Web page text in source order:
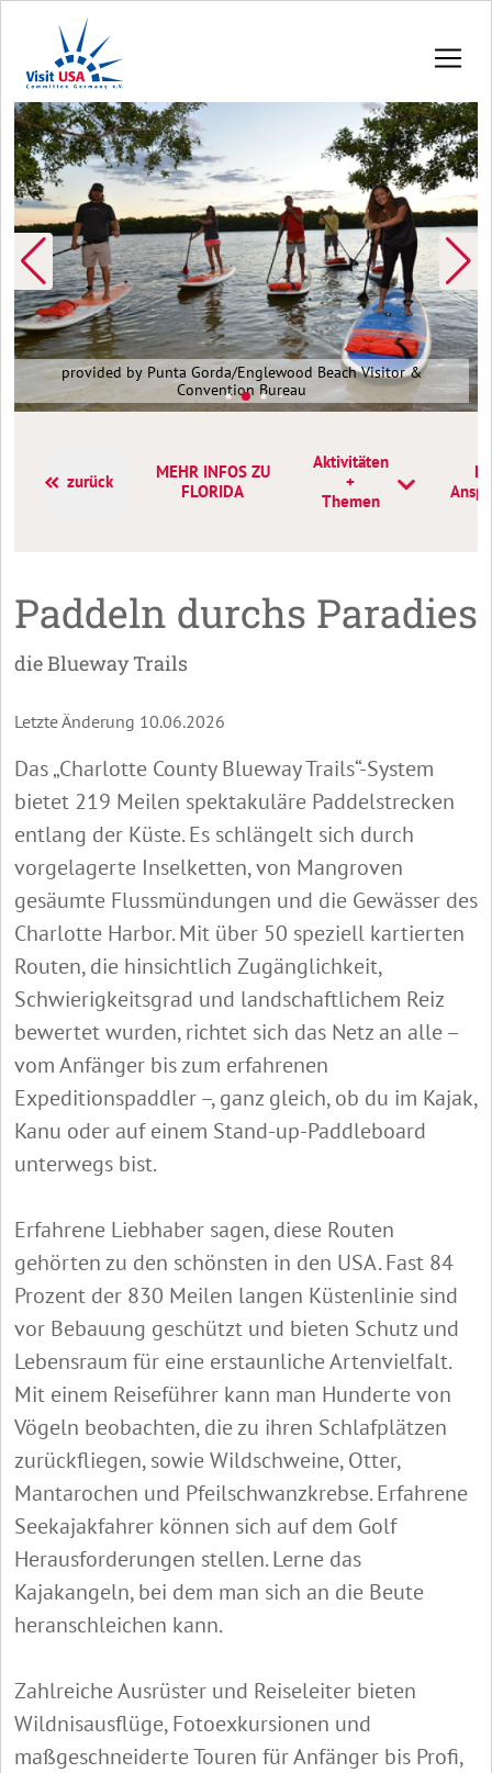
provided by Punta Gorda/Englewood Beach Visitor &
Convention Bureau
zurück
MEHR INFOS ZU
FLORIDA
Aktivitäten
+
Themen
Paddeln durchs Paradies
die Blueway Trails
Letzte Änderung 10.06.2026
Das „Charlotte County Blueway Trails“-System
bietet 219 Meilen spektakuläre Paddelstrecken
entlang der Küste. Es schlängelt sich durch
vorgelagerte Inselketten, von Mangroven
gesäumte Flussmündungen und die Gewässer des
Charlotte Harbor. Mit über 50 speziell kartierten
Routen, die hinsichtlich Zugänglichkeit,
Schwierigkeitsgrad und landschaftlichem Reiz
bewertet wurden, richtet sich das Netz an alle –
vom Anfänger bis zum erfahrenen
Expeditionspaddler –, ganz gleich, ob du im Kajak,
Kanu oder auf einem Stand-up-Paddleboard
unterwegs bist.
Erfahrene Liebhaber sagen, diese Routen
gehörten zu den schönsten in den USA. Fast 84
Prozent der 830 Meilen langen Küstenlinie sind
vor Bebauung geschützt und bieten Schutz und
Lebensraum für eine erstaunliche Artenvielfalt.
Mit einem Reiseführer kann man Hunderte von
Vögeln beobachten, die zu ihren Schlafplätzen
zurückfliegen, sowie Wildschweine, Otter,
Mantarochen und Pfeilschwanzkrebse. Erfahrene
Seekajakfahrer können sich auf dem Golf
Herausforderungen stellen. Lerne das
Kajakangeln, bei dem man sich an die Beute
heranschleichen kann.
Zahlreiche Ausrüster und Reiseleiter bieten
Wildnisausflüge, Fotoexkursionen und
maßgeschneiderte Touren für Anfänger bis Profi,